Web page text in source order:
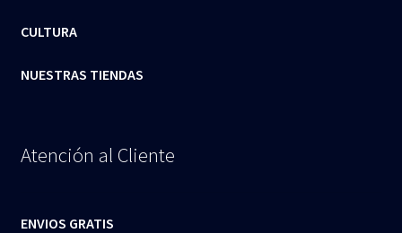
CULTURA
NUESTRAS TIENDAS
Atención al Cliente
ENVIOS GRATIS